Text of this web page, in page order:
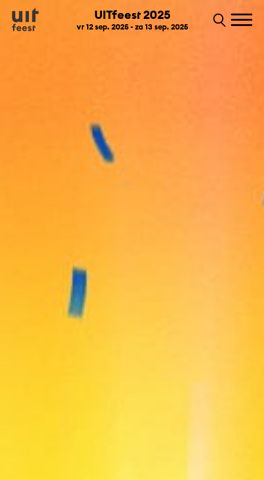
UITfeest 2025
vr 12 sep. 2025 - za 13 sep. 2025